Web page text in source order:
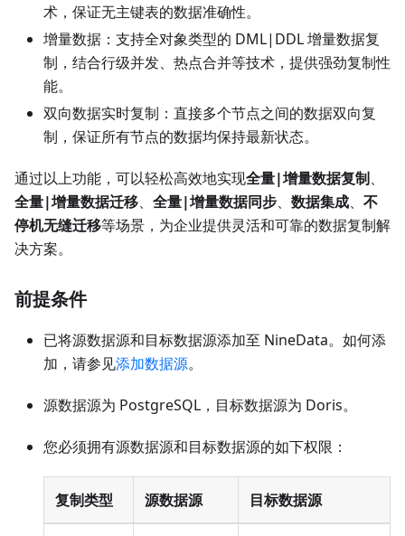
术，保证无主键表的数据准确性。
增量数据：支持全对象类型的 DML|DDL 增量数据复
制，结合行级并发、热点合并等技术，提供强劲复制性
能。
双向数据实时复制：直接多个节点之间的数据双向复
制，保证所有节点的数据均保持最新状态。
通过以上功能，可以轻松高效地实现全量|增量数据复制、
全量|增量数据迁移、 全量|增量数据同步、 数据集成、 不
停机无缝迁移等场景，为企业提供灵活和可靠的数据复制解
决方案。
前提条件
已将源数据源和目标数据源添加至 NineData。如何添
加，请参见添加数据源。
源数据源为 PostgreSQL，目标数据源为 Doris。
您必须拥有源数据源和目标数据源的如下权限：
复制类型 源数据源 目标数据源